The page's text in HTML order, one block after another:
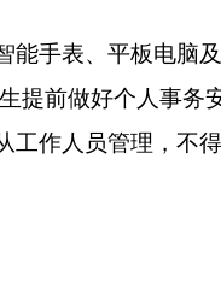
能手表、平板电脑
提前做好个人事务
工作人员管理，不